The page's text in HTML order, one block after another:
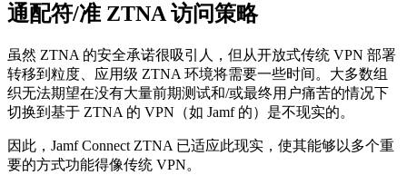
通配符/准 ZTNA 访问策略
虽然 ZTNA 的安全承诺很吸引人，但从开放式传统 VPN 部署
转移到粒度、应用级 ZTNA 环境将需要一些时间。大多数组
织无法期望在没有大量前期测试和/或最终用户痛苦的情况下
切换到基于 ZTNA 的 VPN（如 Jamf 的）是不现实的。
因此，Jamf Connect ZTNA 已适应此现实，使其能够以多个重
要的方式功能得像传统 VPN。